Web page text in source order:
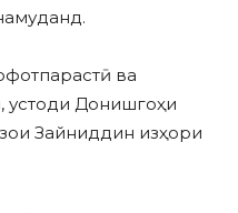
ва
устоди Донишгоҳи
Зайниддин изҳори